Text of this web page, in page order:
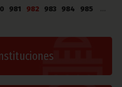
981 982 983 984 985